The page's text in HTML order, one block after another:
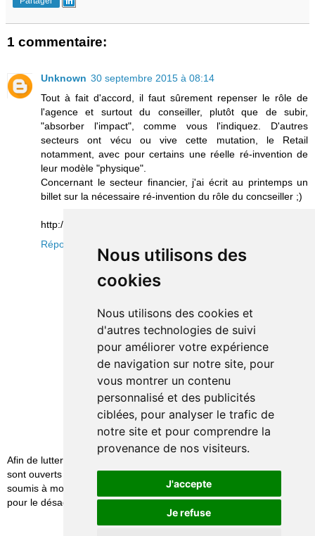
Nous utilisons des
cookies
Nous utilisons des cookies et
d'autres technologies de suivi
pour améliorer votre expérience
de navigation sur notre site, pour
vous montrer un contenu
personnalisé et des publicités
ciblées, pour analyser le trafic de
notre site et pour comprendre la
provenance de nos visiteurs.
J'accepte
Je refuse
1 commentaire:
Unknown 30 septembre 2015 à 08:14
Tout à fait d'accord, il faut sûrement repenser le rôle de
l'agence et surtout du conseiller, plutôt que de subir,
"absorber l'impact", comme vous l'indiquez. D'autres
secteurs ont vécu ou vive cette mutation, le Retail
notamment, avec pour certains une réelle ré-invention de
leur modèle "physique".
Concernant le secteur financier, j'ai écrit au printemps un
billet sur la nécessaire ré-invention du rôle du concseiller ;)
http://bit.ly/1ERs75c
Répondre
Afin de lutter contre le spam, les commentaires ne
sont ouverts qu'aux personnes identifiées et sont
soumis à modération (je suis sincèrement désolé
pour le désagrément causé…)